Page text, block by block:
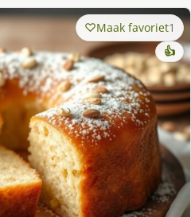
Maak favoriet1
👍